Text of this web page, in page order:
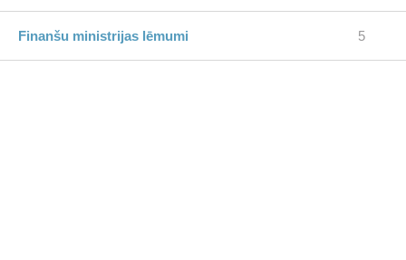
Finanšu ministrijas lēmumi 5